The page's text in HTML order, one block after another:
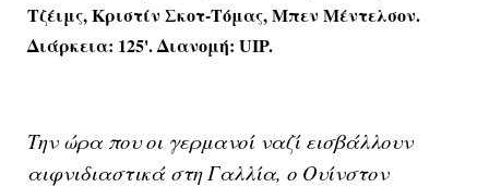
Τζέιμς, Κριστίν Σκοτ-Τόμας, Μπεν Μέντελσον.
Διάρκεια: 125'. Διανομή: UIP.
Την ώρα που οι γερμανοί ναζί εισβάλλουν
αιφνιδιαστικά στη Γαλλία, ο Ουίνστον